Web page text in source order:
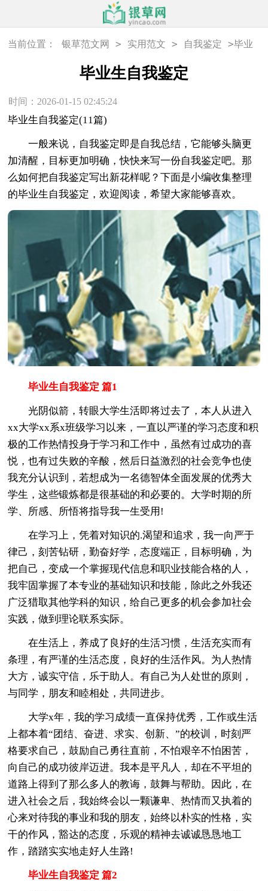
当前位置： 银草范文网 > 实用范文 > 自我鉴定 >毕业
毕业生自我鉴定
时间：2026-01-15 02:45:24
毕业生自我鉴定(11篇)
一般来说，自我鉴定即是自我总结，它能够头脑更
加清醒，目标更加明确，快快来写一份自我鉴定吧。那
么如何把自我鉴定写出新花样呢？下面是小编收集整理
的毕业生自我鉴定，欢迎阅读，希望大家能够喜欢。
毕业生自我鉴定 篇1
光阴似箭，转眼大学生活即将过去了，本人从进入
xx大学xx系x班级学习以来，一直以严谨的学习态度和积
极的工作热情投身于学习和工作中，虽然有过成功的喜
悦，也有过失败的辛酸，然后日益激烈的社会竞争也使
我充分认识到，若想成为一名德智体全面发展的优秀大
学生，这些锻炼都是很基础的和必要的。大学时期的所
学、所感、所悟将指导我一生受用!
在学习上，凭着对知识的.渴望和追求，我一向严于
律己，刻苦钻研，勤奋好学，态度端正，目标明确，为
把自己，变成一个掌握现代信息和职业技能合格的人，
我牢固掌握了本专业的基础知识和技能，除此之外我还
广泛猎取其他学科的知识，给自己更多的机会参加社会
实践，做到理论联系实际。
在生活上，养成了良好的生活习惯，生活充实而有
条理，有严谨的生活态度，良好的生活作风。为人热情
大方，诚实守信，乐于助人。有自己为人处世的原则，
与同学，朋友和睦相处，共同进步。
大学x年，我的学习成绩一直保持优秀，工作或生活
上都本着“团结、奋进、求实、创新、”的校训，时刻严
格要求自己，鼓励自己勇往直前，不怕艰辛不怕困苦，
向自己的成功彼岸迈进。我本是平凡人，却在不平坦的
道路上得到了那么多人的教诲，鼓舞与帮助。因此，在
进入社会之后，我始终会以一颗谦卑、热情而又执着的
心来对待我的事业和我的朋友，始终以朴实的性格，实
干的作风，豁达的态度，乐观的精神去诚诚恳恳地工
作，踏踏实实地走好人生路!
毕业生自我鉴定 篇2